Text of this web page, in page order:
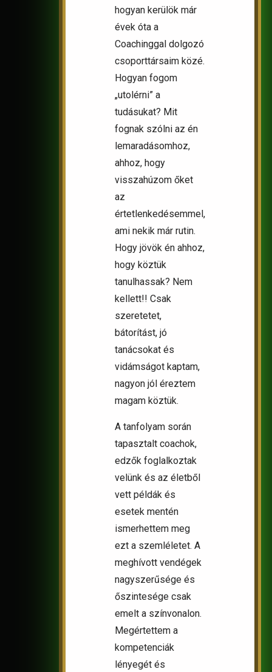
hogyan kerülök már
évek óta a
Coachinggal dolgozó
csoporttársaim közé.
Hogyan fogom
„utolérni” a
tudásukat? Mit
fognak szólni az én
lemaradásomhoz,
ahhoz, hogy
visszahúzom őket
az
értetlenkedésemmel,
ami nekik már rutin.
Hogy jövök én ahhoz,
hogy köztük
tanulhassak? Nem
kellett!! Csak
szeretetet,
bátorítást, jó
tanácsokat és
vidámságot kaptam,
nagyon jól éreztem
magam köztük.
A tanfolyam során
tapasztalt coachok,
edzők foglalkoztak
velünk és az életből
vett példák és
esetek mentén
ismerhettem meg
ezt a szemléletet. A
meghívott vendégek
nagyszerűsége és
őszintesége csak
emelt a színvonalon.
Megértettem a
kompetenciák
lényegét és